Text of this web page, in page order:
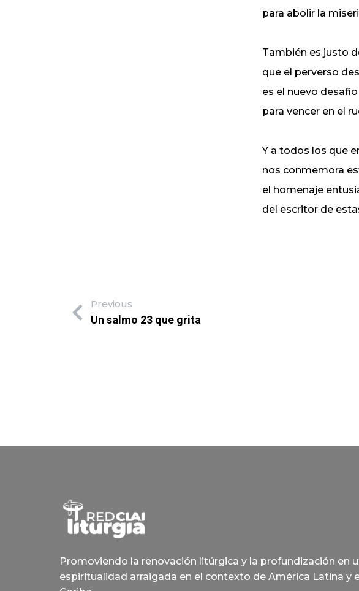
para abolir la
También es justo
que el perverso
es el nuevo desafío
para vencer en el
Y a todos los que
nos conmemora
el homenaje
del escritor de
Previous
Un salmo 23 que grita
Promoviendo la renovación litúrgica y la profundización en
espiritualidad arraigada en el contexto de América Latina y